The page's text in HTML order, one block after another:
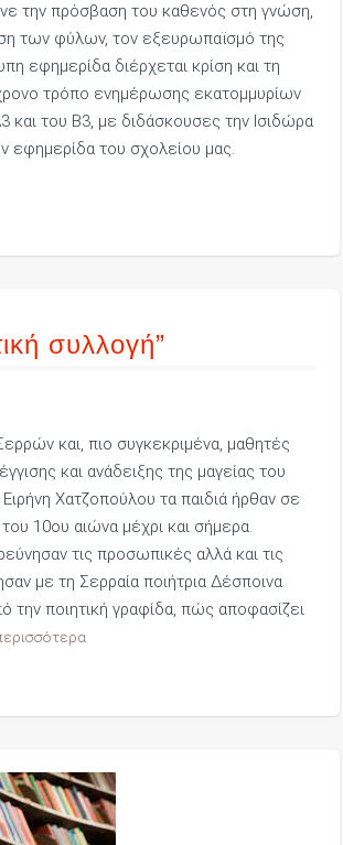
την πρόσβαση του καθενός στη γνώση,
των φύλων, τον εξευρωπαϊσμό της
εφημερίδα διέρχεται κρίση και τη
τρόπο ενημέρωσης εκατομμυρίων
του Β3, με διδάσκουσες την Ισιδώρα
εφημερίδα του σχολείου μας.
συλλογή”
και, πιο συγκεκριμένα, μαθητές
και ανάδειξης της μαγείας του
Χατζοπούλου τα παιδιά ήρθαν σε
10ου αιώνα μέχρι και σήμερα.
τις προσωπικές αλλά και τις
με τη Σερραία ποιήτρια Δέσποινα
την ποιητική γραφίδα, πώς αποφασίζει